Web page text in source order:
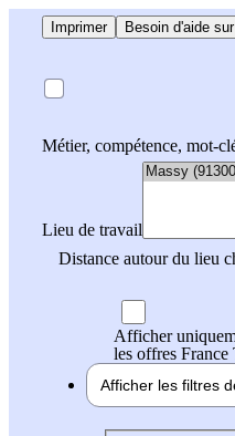
Imprimer Besoin d'aide
Métier, compétence, mot-
Lieu de travail
Distance autour du lieu
Afficher
les offres France
Afficher les filtres